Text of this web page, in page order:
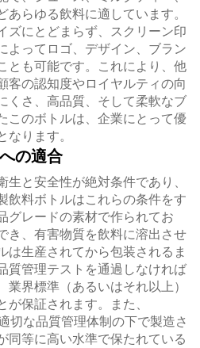
らゆる飲料に適しています。
ズにとどまらず、スクリーン印
よってロゴ、デザイン、ブラン
とも可能です。これにより、他
客の認知度やロイヤルティの向
くさ、高品質、そして柔軟なブ
このボトルは、企業にとって優
ります。
の適合
と安全性が絶対条件であり、
飲料ボトルはこれらの条件をす
グレードの素材で作られてお
き、有害物質を飲料に溶出させ
は生産されてから包装されるま
質管理テストを通過しなければ
界標準（あるいはそれ以上）
保証されます。また、
切な品質管理体制の下で製造さ
同等に高い水準で保たれている